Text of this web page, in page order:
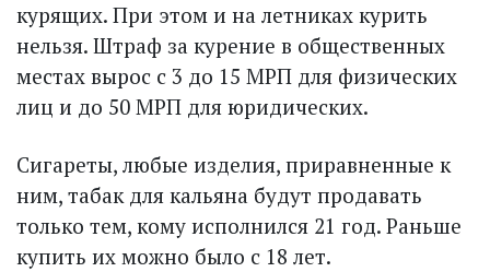
курящих. При этом и на летниках курить
нельзя. Штраф за курение в общественных
местах вырос с 3 до 15 МРП для физических
лиц и до 50 МРП для юридических.
Сигареты, любые изделия, приравненные к
ним, табак для кальяна будут продавать
только тем, кому исполнился 21 год. Раньше
купить их можно было с 18 лет.